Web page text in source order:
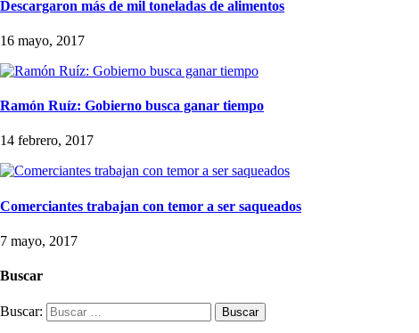
Descargaron más de mil toneladas de alimentos
16 mayo, 2017
Ramón Ruíz: Gobierno busca ganar tiempo
14 febrero, 2017
Comerciantes trabajan con temor a ser saqueados
7 mayo, 2017
Buscar
Buscar: